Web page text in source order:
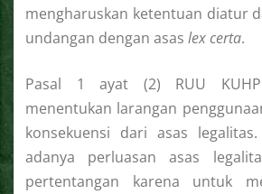
mengharuskan ketentuan diatur
undangan dengan asas lex certa.
Pasal 1 ayat (2) RUU
menentukan larangan
konsekuensi dari asas
adanya perluasan asas
pertentangan karena untuk